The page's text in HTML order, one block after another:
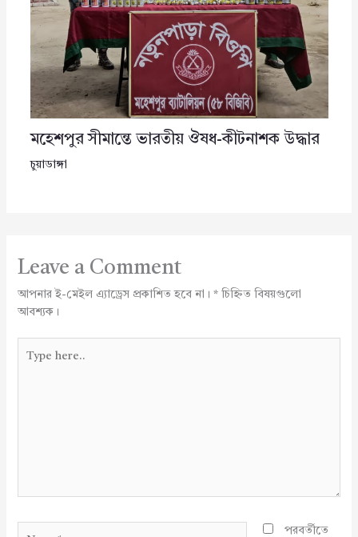
মহেশপুর সীমান্তে ভারতীয় ঔষধ-কীটনাশক উদ্ধার
চুয়াডাঙ্গা
Leave a Comment
আপনার ই-মেইল এ্যাড্রেস প্রকাশিত হবে না। *চিহ্নিত বিষয়গুলো
আবশ্যক।
here..
পরবর্তীতে